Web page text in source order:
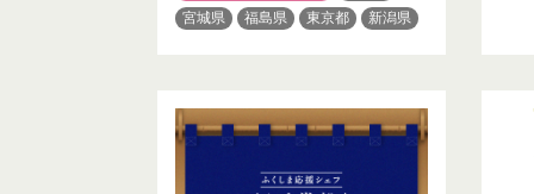
宮城県
福島県 東京都
新潟県